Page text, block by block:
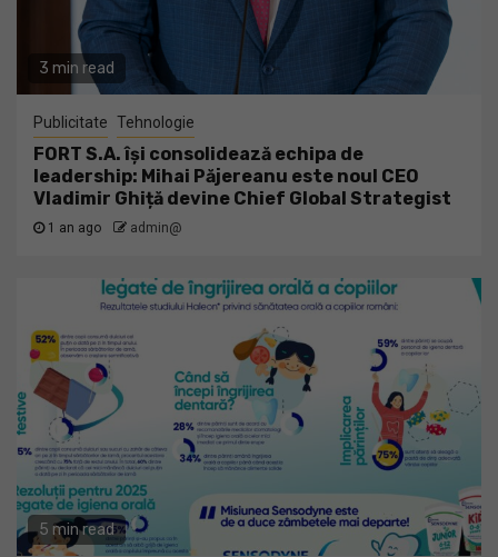
3 min read
Publicitate Tehnologie
FORT S.A. își consolidează echipa de
leadership: Mihai Păjereanu este noul CEO
Vladimir Ghiță devine Chief Global Strategist
1 an ago admin@
5 min read